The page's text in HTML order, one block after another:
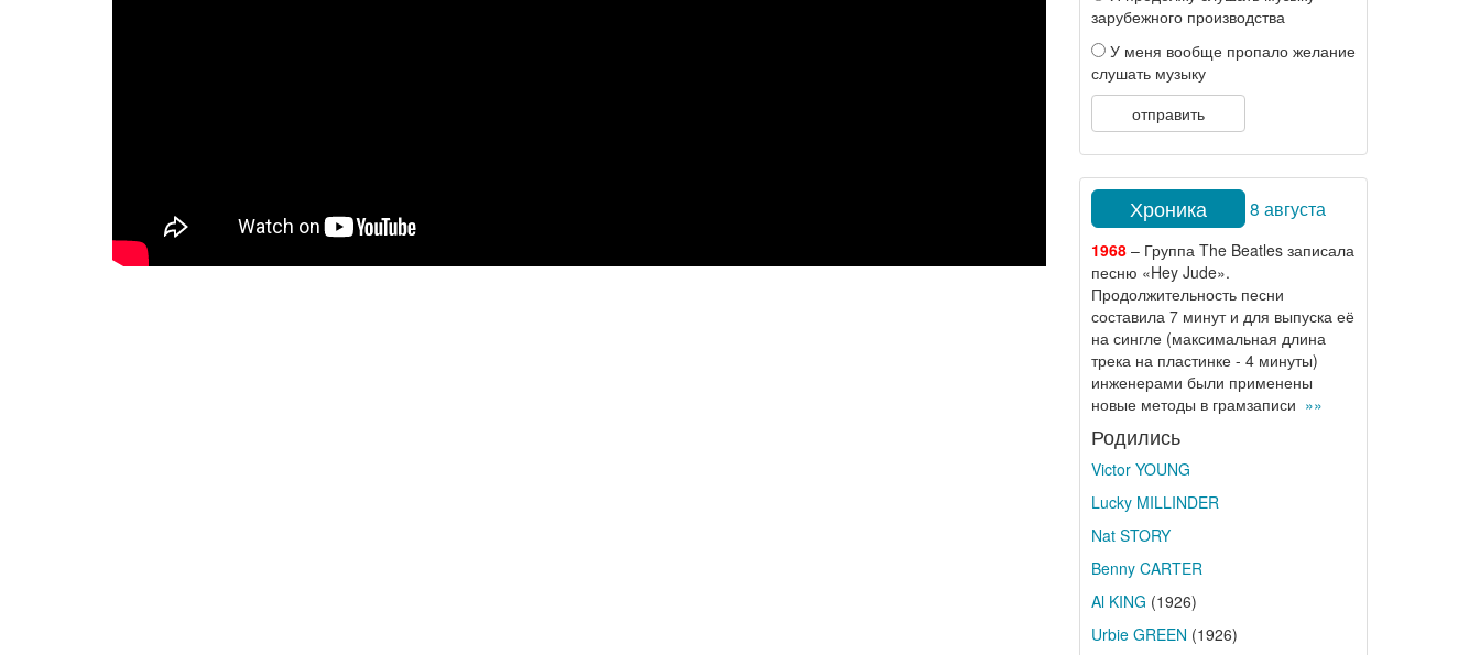
зарубежного производства
У меня вообще пропало желание
слушать музыку
отправить
Хроника 8 августа
1968– Группа The Beatles записала
песню «Hey Jude».
Продолжительность песни
составила 7 минут и для выпуска её
на сингле (максимальная длина
трека на пластинке - 4 минуты)
инженерами были применены
новые методы в грамзаписи »»
Родились
Victor YOUNG
Lucky MILLINDER
Nat STORY
Benny CARTER
Al KING (1926)
Urbie GREEN (1926)